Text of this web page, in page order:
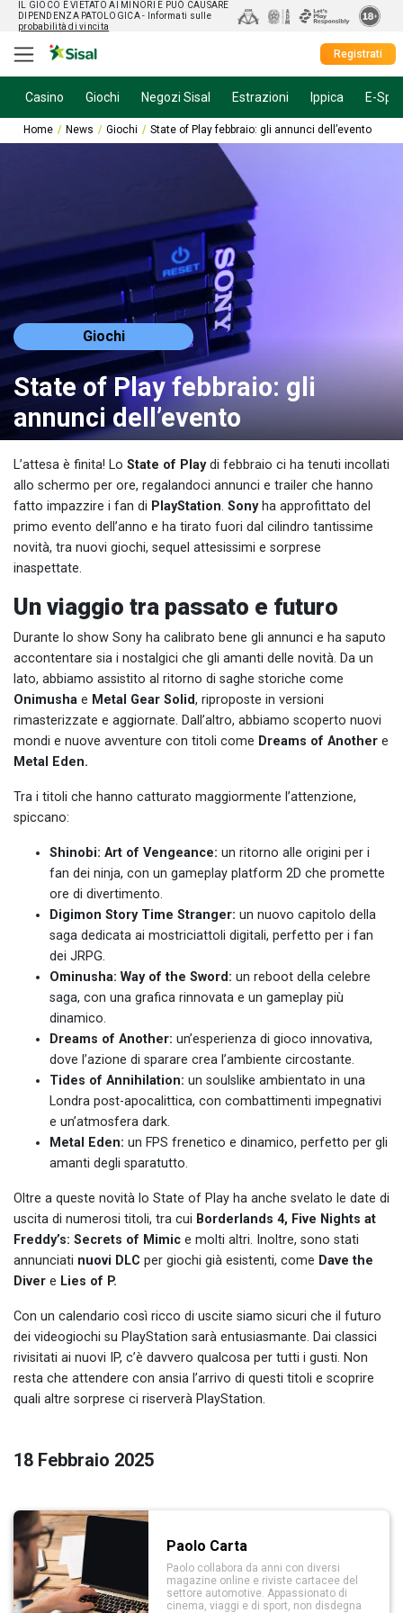
IL GIOCO È VIETATO AI MINORI E PUÒ CAUSARE
DIPENDENZA PATOLOGICA - Informati sulle
probabilità di vincita
Registrati
Casino Giochi Negozi Sisal Estrazioni Ippica E-
Home News Giochi State of Play febbraio: gli annunci dell’evento
Giochi
State of Play febbraio: gli
annunci dell’evento
L’attesa è finita! Lo State of Playdi febbraio ci ha tenuti incollati
allo schermo per ore, regalandoci annunci e trailer che hanno
fatto impazzire i fan di PlayStation. Sony ha approfittato del
primo evento dell’anno e ha tirato fuori dal cilindro tantissime
novità, tra nuovi giochi, sequel attesissimi e sorprese
inaspettate.
Un viaggio tra passato e futuro
Durante lo show Sony ha calibrato bene gli annunci e ha saputo
accontentare sia i nostalgici che gli amanti delle novità. Da un
lato, abbiamo assistito al ritorno di saghe storiche come
Onimusha e Metal Gear Solid, riproposte in versioni
rimasterizzate e aggiornate. Dall’altro, abbiamo scoperto nuovi
mondi e nuove avventure con titoli come Dreams of Another e
Metal Eden.
Tra i titoli che hanno catturato maggiormente l’attenzione,
spiccano:
Shinobi: Art of Vengeance: un ritorno alle origini per i
fan dei ninja, con un gameplay platform 2D che promette
ore di divertimento.
Digimon Story Time Stranger: un nuovo capitolo della
saga dedicata ai mostriciattoli digitali, perfetto per i fan
dei JRPG.
Ominusha: Way of the Sword: un reboot della celebre
saga, con una grafica rinnovata e un gameplay più
dinamico.
Dreams of Another: un’esperienza di gioco innovativa,
dove l’azione di sparare crea l’ambiente circostante.
Tides of Annihilation: un soulslike ambientato in una
Londra post-apocalittica, con combattimenti impegnativi
e un’atmosfera dark.
Metal Eden: un FPS frenetico e dinamico, perfetto per gli
amanti degli sparatutto.
Oltre a queste novità lo State of Play ha anche svelato le date di
uscita di numerosi titoli, tra cui Borderlands 4, Five Nights at
Freddy’s: Secrets of Mimic e molti altri. Inoltre, sono stati
annunciati nuovi DLC per giochi già esistenti, come Dave the
Diver e Lies of P.
Con un calendario così ricco di uscite siamo sicuri che il futuro
dei videogiochi su PlayStation sarà entusiasmante. Dai classici
rivisitati ai nuovi IP, c’è davvero qualcosa per tutti i gusti. Non
resta che attendere con ansia l’arrivo di questi titoli e scoprire
quali altre sorprese ci riserverà PlayStation.
18 Febbraio 2025
Paolo Carta
Paolo collabora da anni con diversi
magazine online e riviste cartacee del
settore automotive. Appassionato di
cinema, viaggi e di sport, non disdegna